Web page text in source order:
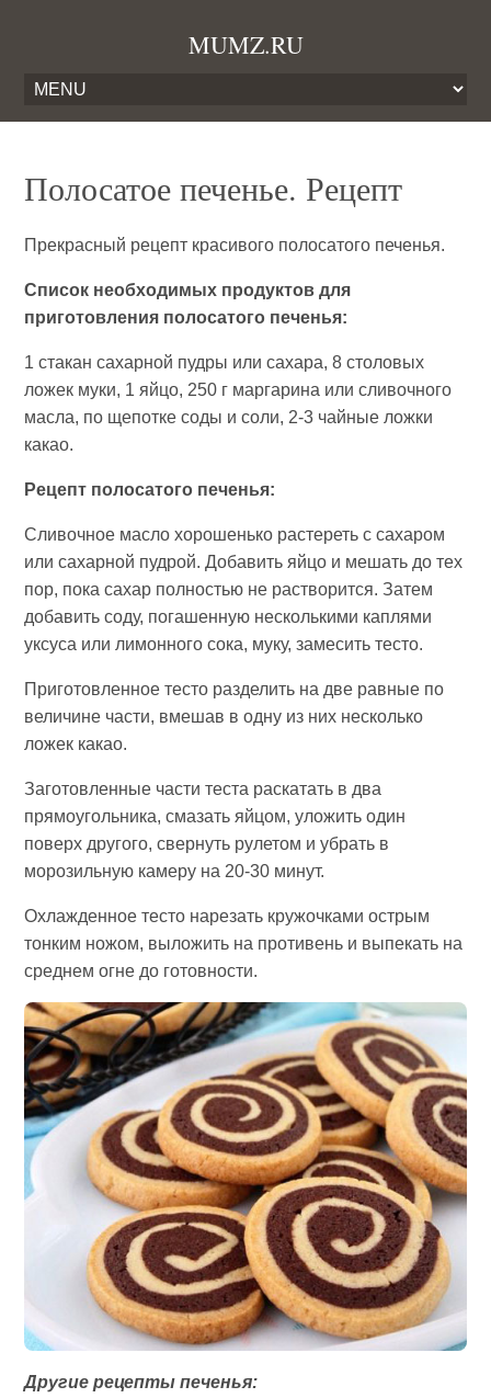
MUMZ.RU
Полосатое печенье. Рецепт
Прекрасный рецепт красивого полосатого печенья.
Список необходимых продуктов для
приготовления полосатого печенья:
1 стакан сахарной пудры или сахара, 8 столовых
ложек муки, 1 яйцо, 250 г маргарина или сливочного
масла, по щепотке соды и соли, 2-3 чайные ложки
какао.
Рецепт полосатого печенья:
Сливочное масло хорошенько растереть с сахаром
или сахарной пудрой. Добавить яйцо и мешать до тех
пор, пока сахар полностью не растворится. Затем
добавить соду, погашенную несколькими каплями
уксуса или лимонного сока, муку, замесить тесто.
Приготовленное тесто разделить на две равные по
величине части, вмешав в одну из них несколько
ложек какао.
Заготовленные части теста раскатать в два
прямоугольника, смазать яйцом, уложить один
поверх другого, свернуть рулетом и убрать в
морозильную камеру на 20-30 минут.
Охлажденное тесто нарезать кружочками острым
тонким ножом, выложить на противень и выпекать на
среднем огне до готовности.
Другие рецепты печенья: